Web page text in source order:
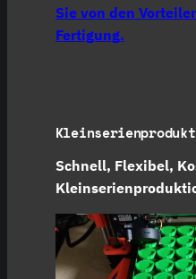
Sie von den
Fertigung.
Schnell, Flexibel,